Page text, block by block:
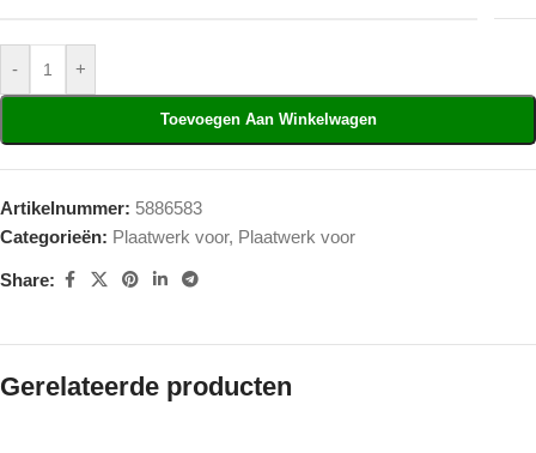
- +
Toevoegen Aan Winkelwagen
Artikelnummer: 5886583
Categorieën: Plaatwerk voor, Plaatwerk voor
Share:
Gerelateerde producten